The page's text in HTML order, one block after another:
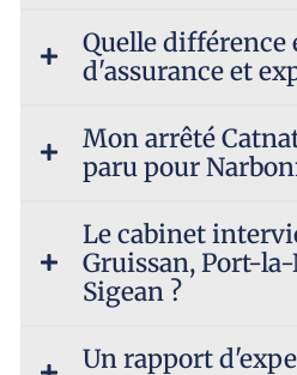
Quelle différence
d'assurance et
Mon arrêté
paru pour
Le cabinet
Gruissan, Port-
Sigean ?
Un rapport